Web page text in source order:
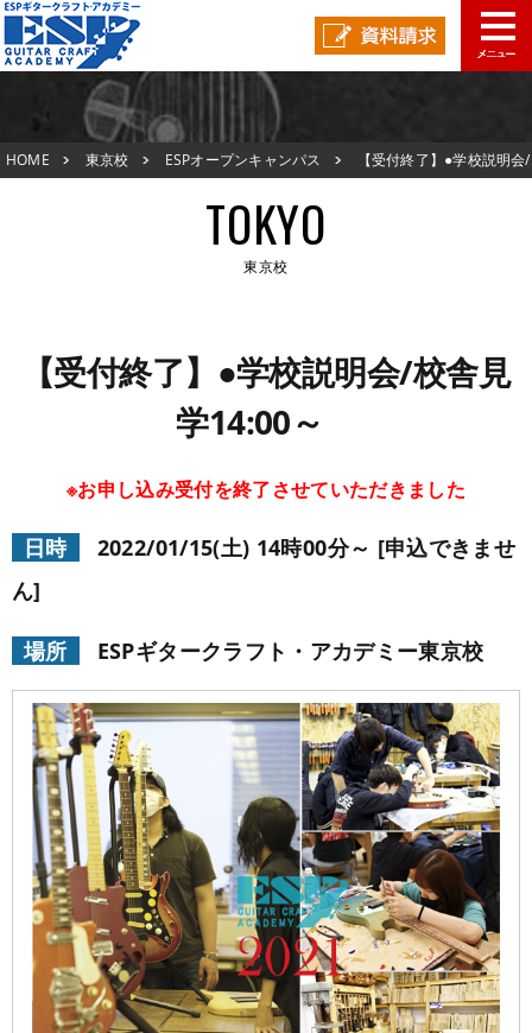
東京校TOP
新着情報
ESPオープンキャンパス
在校生の声
生徒作品紹介
学校概要
メッセージ
学科・コース紹介
入学案内
募集要項 学費について 学生マンション
学費サポート 短期大学併修制度
よくある質問
就職進路指導
就職進路指導 就職実績 卒業生紹介
スペシャル
イベント 学生作品 来校アーティスト
アーティストメッセージ 講師の腕自慢
コラム GCAの人気動画紹介
各校紹介
東京校
大阪校
オープンキャンパス 資料請求
お問い合わせ
HOME 東京校 ESPオープンキャンパス
【受付終了】●学校説明会/
TOKYO
東京校
新着情報
スタッフ紹介
生徒作品紹介
【受付終了】●学校説明会/校舎見
学14:00～
※お申し込み受付を終了させていただきました
日時
2022/01/15(土) 14時00分～ [申込できませ
ん]
場所 ESPギタークラフト・アカデミー東京校